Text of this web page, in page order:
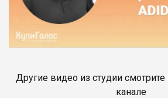
Другие видео из студии
канале